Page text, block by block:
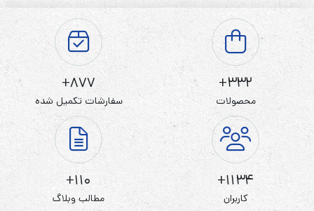
332+
محصولات
877+
سفارشات تکمیل شده
1134+
کاربران
110+
مطالب وبلاگ